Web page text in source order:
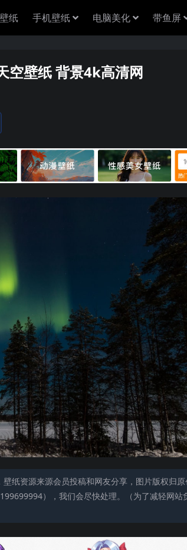
纸 手机壁纸 电脑美化 带鱼屏
空壁纸 背景4k高清网
纸资源来源会员投稿和网友分享，图片版权归
），我们会尽快处理。（为了减轻网站